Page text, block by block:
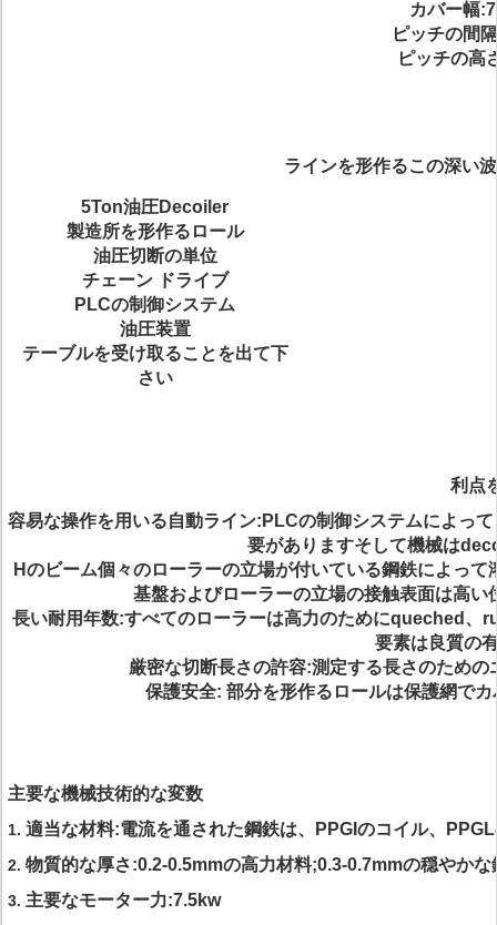
カバー幅
ピッチの間
ピッチの高
ラインを形作るこの深い
5Ton油圧Decoiler
製造所を形作るロール
油圧切断の単位
チェーン ドライブ
PLCの制御システム
油圧装置
テーブルを受け取ることを出て下
さい
利点
容易な操作を用いる自動ライン: PLCの制御システムによって
要がありますそして機械は
Hのビーム個々のローラーの立場が付いている鋼鉄によっ
基盤およびローラーの立場の接触表面は高い
長い耐用年数:すべてのローラーは高力のためにqueched、
要素は良質の
厳密な切断長さの許容:測定する長さのため
保護安全: 部分を形作るロールは保護網で
主要な機械技術的な変数
1. 適当な材料:電流を通された鋼鉄は、PPGIのコイル、
2. 物質的な厚さ:0.2-0.5mmの高力材料;0.3-0.7mmの穏やかな
3. 主要なモーター力:7.5kw